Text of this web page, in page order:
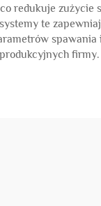
redukuje zużycie
te
firmy.